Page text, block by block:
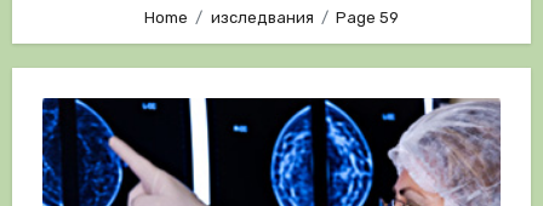
Home изследвания Page 59